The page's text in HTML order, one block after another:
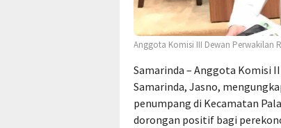
Anggota Komisi III Dewan Perwakilan
Samarinda – Anggota Komisi
Samarinda, Jasno,
penumpang di Kecamatan
dorongan positif bagi